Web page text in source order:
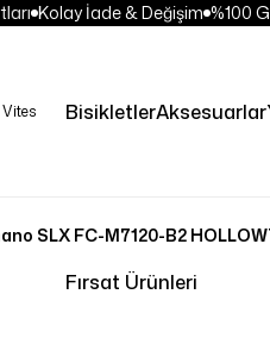
Kolay İade & Değişim %100
BisikletlerAksesuarlar
Fırsat Ürünleri
SLX FC-M7120-B2